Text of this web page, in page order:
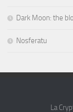
Dark Moon: the
Nosferatu
La